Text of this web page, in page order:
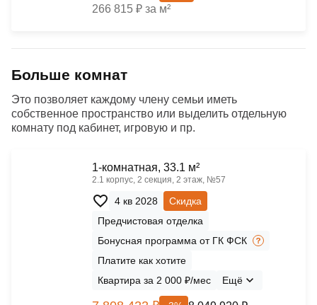
266 815 ₽ за м²
Больше комнат
Это позволяет каждому члену семьи иметь
собственное пространство или выделить отдельную
комнату под кабинет, игровую и пр.
1-комнатная, 33.1 м²
2.1 корпус, 2 секция, 2 этаж, №57
4 кв 2028
Скидка
Предчистовая отделка
Бонусная программа от ГК ФСК
Платите как хотите
Квартира за 2 000 ₽/мес
Ещё